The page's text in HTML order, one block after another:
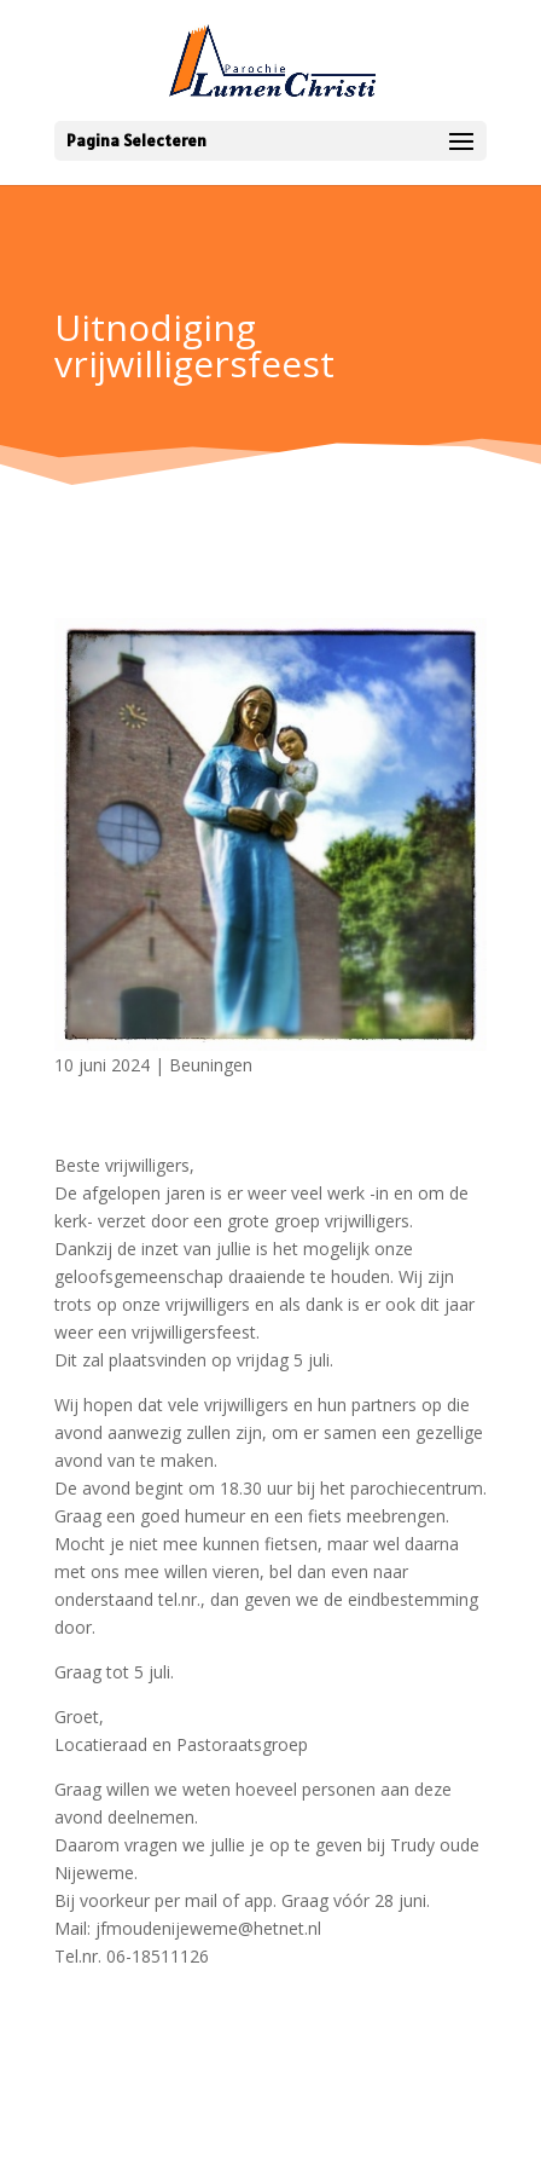
Pagina Selecteren
Uitnodiging
vrijwilligersfeest
10 juni 2024| Beuningen
Beste vrijwilligers,
De afgelopen jaren is er weer veel werk -in en om de
kerk- verzet door een grote groep vrijwilligers.
Dankzij de inzet van jullie is het mogelijk onze
geloofsgemeenschap draaiende te houden. Wij zijn
trots op onze vrijwilligers en als dank is er ook dit jaar
weer een vrijwilligersfeest.
Dit zal plaatsvinden op vrijdag 5 juli.
Wij hopen dat vele vrijwilligers en hun partners op die
avond aanwezig zullen zijn, om er samen een gezellige
avond van te maken.
De avond begint om 18.30 uur bij het parochiecentrum.
Graag een goed humeur en een fiets meebrengen.
Mocht je niet mee kunnen fietsen, maar wel daarna
met ons mee willen vieren, bel dan even naar
onderstaand tel.nr., dan geven we de eindbestemming
door.
Graag tot 5 juli.
Groet,
Locatieraad en Pastoraatsgroep
Graag willen we weten hoeveel personen aan deze
avond deelnemen.
Daarom vragen we jullie je op te geven bij Trudy oude
Nijeweme.
Bij voorkeur per mail of app. Graag vóór 28 juni.
Mail: jfmoudenijeweme@hetnet.nl
Tel.nr. 06-18511126